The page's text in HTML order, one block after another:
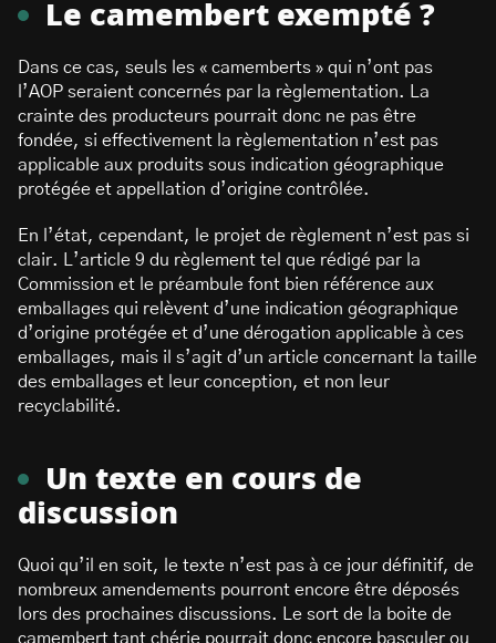
Le camembert exempté ?
Dans ce cas, seuls les « camemberts » qui n’ont pas
l’AOP seraient concernés par la règlementation. La
crainte des producteurs pourrait donc ne pas être
fondée, si effectivement la règlementation n’est pas
applicable aux produits sous indication géographique
protégée et appellation d’origine contrôlée.
En l’état, cependant, le projet de règlement n’est pas si
clair. L’article 9 du règlement tel que rédigé par la
Commission et le préambule font bien référence aux
emballages qui relèvent d’une indication géographique
d’origine protégée et d’une dérogation applicable à ces
emballages, mais il s’agit d’un article concernant la taille
des emballages et leur conception, et non leur
recyclabilité.
Un texte en cours de
discussion
Quoi qu’il en soit, le texte n’est pas à ce jour définitif, de
nombreux amendements pourront encore être déposés
lors des prochaines discussions. Le sort de la boite de
camembert tant chérie pourrait donc encore basculer ou